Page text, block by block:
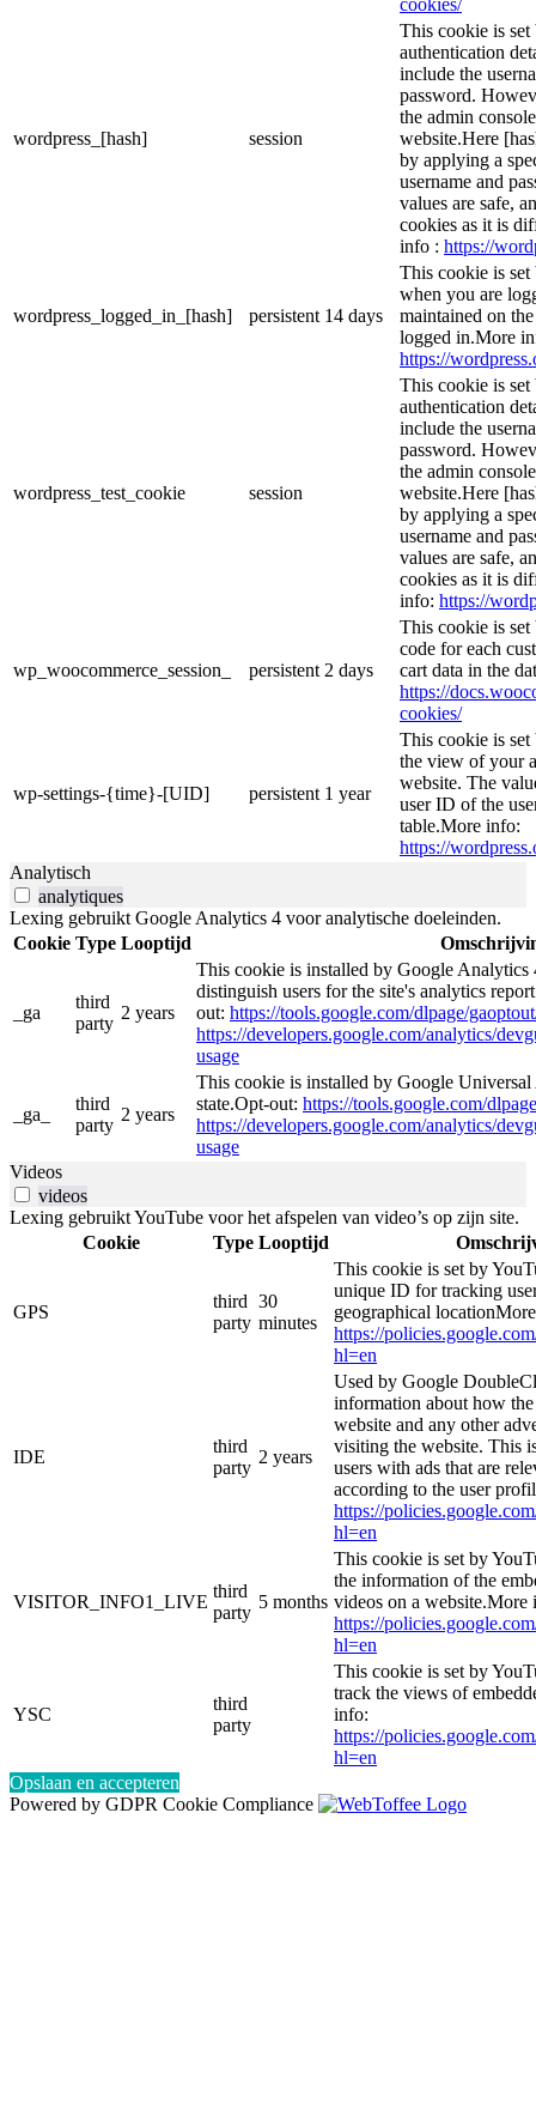
cookies/
wordpress_[hash] session
This cookie is set
authentication
include the
password.
the admin
website.Here
by applying a
username and
values are safe,
cookies as it is
info : https://
wordpress_logged_in_[hash] persistent 14 days
This cookie is set
when you are
maintained on
logged in.More
https://
wordpress_test_cookie session
This cookie is set
authentication
include the
password.
the admin
website.Here
by applying a
username and
values are safe,
cookies as it is
info: https://
wp_woocommerce_session_ persistent 2 days
This cookie is
code for each
cart data in the
https://
cookies/
wp-settings-{time}-[UID] persistent 1 year
This cookie is set
the view of your
website. The
user ID of the
table.More info:
https://
Analytisch
analytiques
Lexing gebruikt Google Analytics 4 voor analytische doeleinden.
Cookie Type Looptijd
_ga
third
party
2 years
This cookie is installed by Google Analytics
distinguish users for the site's analytics
out: https://tools.google.com/dlpage/
https://developers.google.com/analytics/
usage
_ga_
third
party
2 years
This cookie is installed by Google Universal
state.Opt-out: https://tools.google.com/
https://developers.google.com/analytics/
usage
Videos
videos
Lexing gebruikt YouTube voor het afspelen van video’s op zijn site.
Cookie
Type Looptijd
GPS
third
party
30
minutes
This cookie is set by
unique ID for tracking
geographical
https://
hl=en
IDE
third
party
2 years
Used by Google
information about how the
website and any other
visiting the website. This
users with ads that are
according to the user
https://
hl=en
VISITOR_INFO1_LIVE
third
party
5 months
This cookie is set by
the information of the
videos on a website.More
https://
hl=en
YSC
third
party
This cookie is set by
track the views of
info:
https://
hl=en
Opslaan en accepteren
Powered by GDPR Cookie Compliance